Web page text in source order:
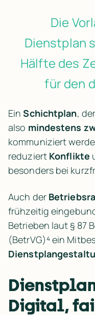
Die
Dienstplan
Hälfte des
für den
Ein Schichtplan,
also mindestens
kommuniziert
reduziert Konflikte
besonders bei
Auch der
frühzeitig
Betrieben laut § 87
Digital,